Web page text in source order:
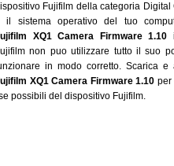
Fujifilm della categoria Digital
il sistema operativo del tuo
XQ1 Camera Firmware 1.10
non puo utilizzare tutto il suo
in modo corretto. Scarica
XQ1 Camera Firmware 1.10 per
possibili del dispositivo Fujifilm.